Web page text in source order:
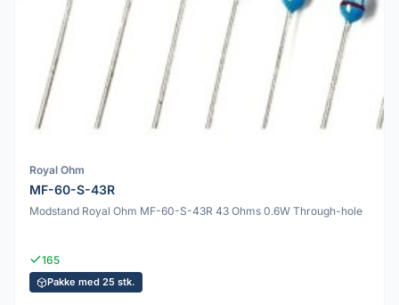
Royal Ohm
MF-60-S-43R
Modstand Royal Ohm MF-60-S-43R 43 Ohms 0.6W Through-hole
165
Pakke med 25 stk.